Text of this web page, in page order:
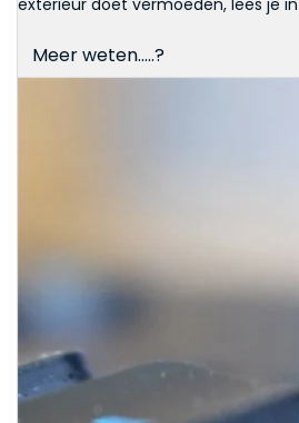
exterieur doet vermoeden, lees je
Meer weten.....?